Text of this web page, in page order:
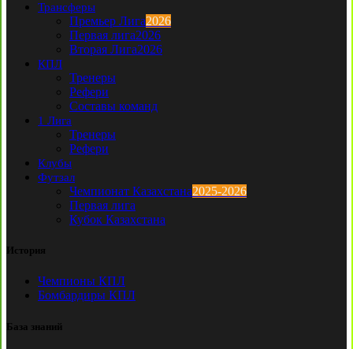
Трансферы
Премьер Лига2026
Первая лига2026
Вторая Лига2026
КПЛ
Тренеры
Рефери
Составы команд
1 Лига
Тренеры
Рефери
Клубы
Футзал
Чемпионат Казахстана2025-2026
Первая лига
Кубок Казахстана
История
Чемпионы КПЛ
Бомбардиры КПЛ
База знаний